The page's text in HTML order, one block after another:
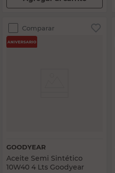
Comparar
GOODYEAR
Aceite Semi Sintético
10W40 4 Lts Goodyear